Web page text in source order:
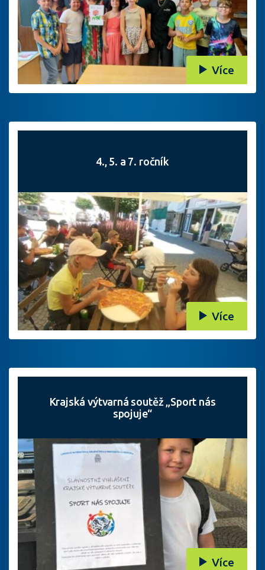
Více
4., 5. a 7. ročník
Více
Krajská výtvarná soutěž „Sport nás
spojuje“
Více